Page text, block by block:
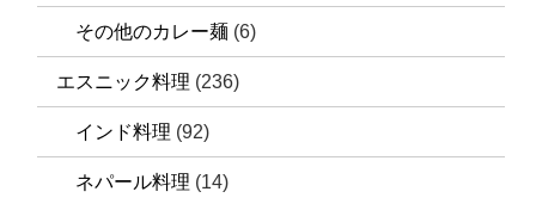
その他のカレー麺 (6)
エスニック料理 (236)
インド料理 (92)
ネパール料理 (14)